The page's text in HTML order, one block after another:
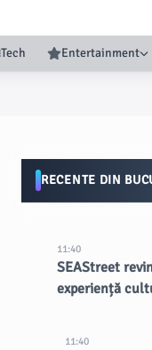
Tech Entertainment
RECENTE DIN
11:40
SEAStreet
experiență
11:40